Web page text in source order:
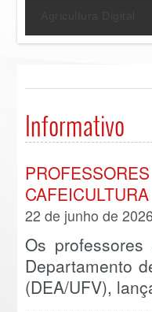
Informativo
CAFEICULTURA
22 de junho de 2026
Os
Departamento
(DEA/UFV),